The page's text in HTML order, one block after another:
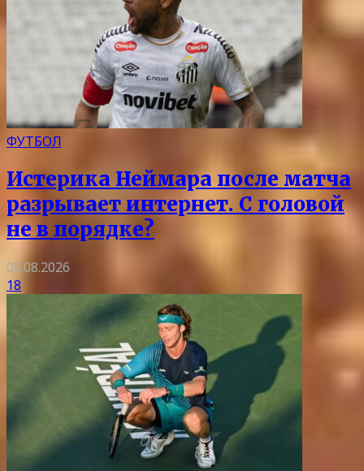
ФУТБОЛ
Истерика Неймара после матча
разрывает интернет. С головой
не в порядке?
05.08.2026
18